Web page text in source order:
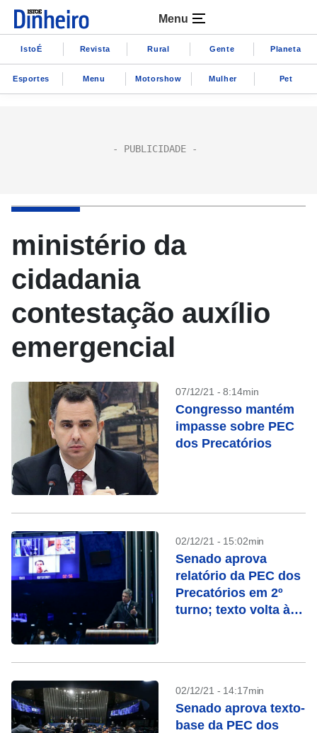
Menu
IstoÉ Revista Rural Gente Planeta
Esportes Menu Motorshow Mulher Pet
ministério da
cidadania
contestação auxílio
emergencial
07/12/21 - 8:14min
Congresso mantém
impasse sobre PEC
dos Precatórios
02/12/21 - 15:02min
Senado aprova
relatório da PEC dos
Precatórios em 2º
turno; texto volta à
02/12/21 - 14:17min
Senado aprova texto-
base da PEC dos